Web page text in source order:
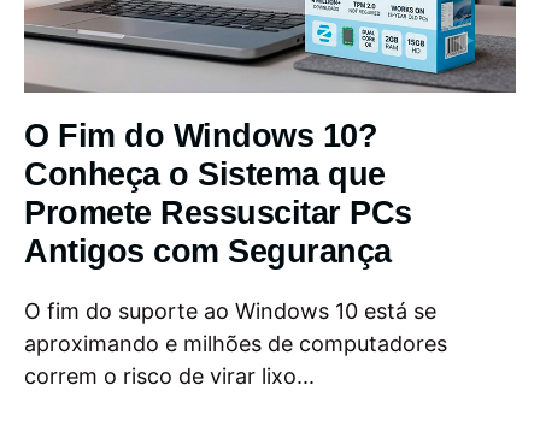
O Fim do Windows 10?
Conheça o Sistema que
Promete Ressuscitar PCs
Antigos com Segurança
O fim do suporte ao Windows 10 está se
aproximando e milhões de computadores
correm o risco de virar lixo...